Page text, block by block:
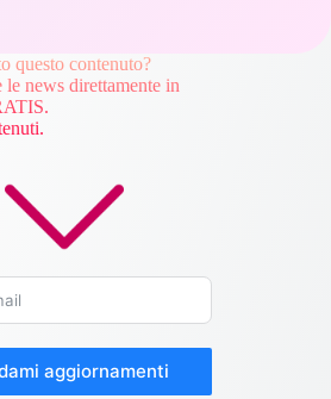
questo contenuto?
news direttamente in
aggiornamenti